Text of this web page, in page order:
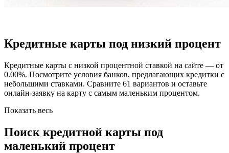
Кредитные карты под низкий процент
Кредитные карты с низкой процентной ставкой на сайте — от
0.00%. Посмотрите условия банков, предлагающих кредитки с
небольшими ставками. Сравните 61 вариантов и оставьте
онлайн-заявку на карту с самым маленьким процентом.
Показать весь
Поиск кредитной карты под
маленький процент